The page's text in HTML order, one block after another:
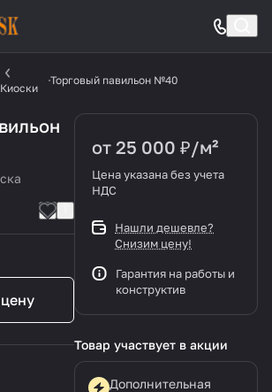
Киоски
Торговый павильон №40
от 25 000 ₽/м²
Цена указана без учета
НДС
Нашли дешевле?
Снизим цену!
Гарантия на работы и
конструктив
Товар участвует в акции
Дополнительная